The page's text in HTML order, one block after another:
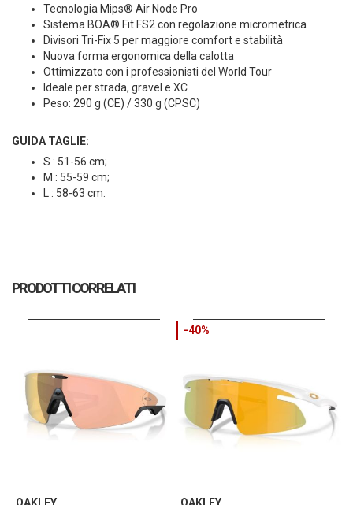
Tecnologia Mips® Air Node Pro
Sistema BOA® Fit FS2 con regolazione micrometrica
Divisori Tri-Fix 5 per maggiore comfort e stabilità
Nuova forma ergonomica della calotta
Ottimizzato con i professionisti del World Tour
Ideale per strada, gravel e XC
Peso: 290 g (CE) / 330 g (CPSC)
GUIDA TAGLIE:
S : 51-56 cm;
M : 55-59 cm;
L : 58-63 cm.
PRODOTTI CORRELATI
-40%